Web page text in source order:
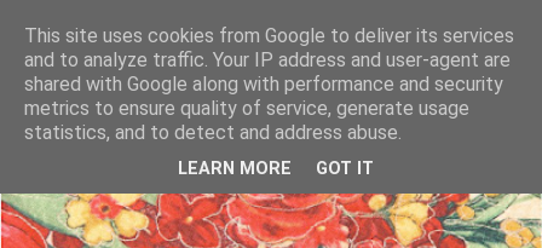
This site uses cookies from Google to deliver its services
and to analyze traffic. Your IP address and user-agent are
shared with Google along with performance and security
metrics to ensure quality of service, generate usage
statistics, and to detect and address abuse.
LEARN MORE GOT IT